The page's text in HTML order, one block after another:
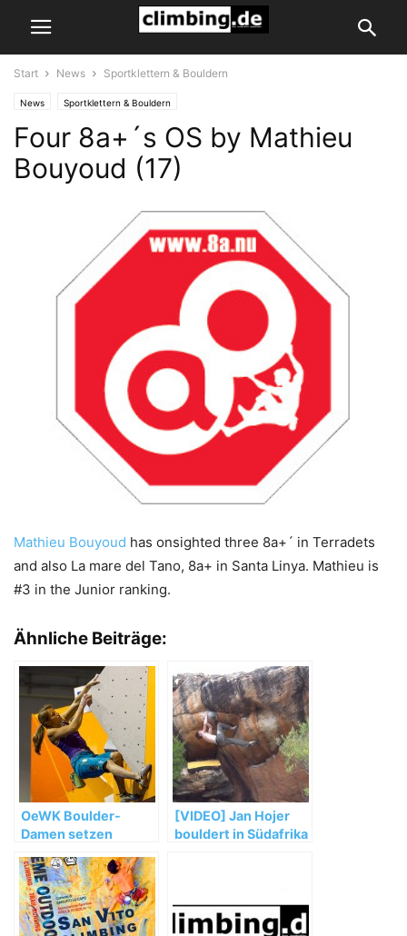
Start News Sportklettern & Bouldern
News Sportklettern & Bouldern
Four 8a+´s OS by Mathieu
Bouyoud (17)
Mathieu Bouyoud has onsighted three 8a+´ in Terradets
and also La mare del Tano, 8a+ in Santa Linya. Mathieu is
#3 in the Junior ranking.
Ähnliche Beiträge:
OeWK Boulder-
Damen setzen
fort
[VIDEO] Jan Hojer
bouldert in Südafrika